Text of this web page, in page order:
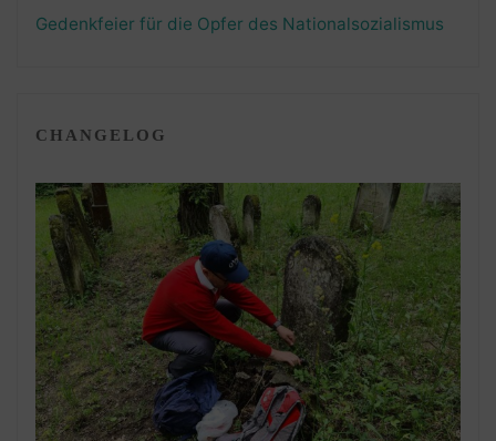
Gedenkfeier für die Opfer des Nationalsozialismus
CHANGELOG